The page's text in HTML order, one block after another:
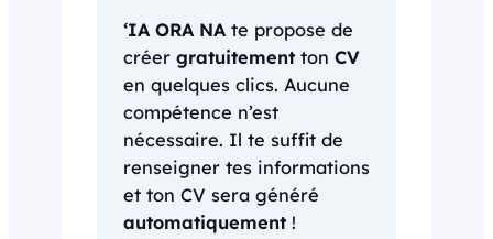
‘IA ORA NA te propose de
créer gratuitementton CV
en quelques clics. Aucune
compétence n’est
nécessaire. Il te suffit de
renseigner tes informations
et ton CV sera généré
automatiquement!